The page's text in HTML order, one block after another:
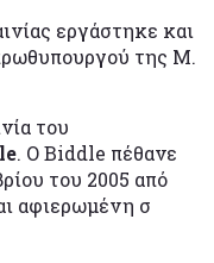
εργάστηκε και
της Μ.
του
. Ο Biddle πέθανε
του 2005 από
αφιερωμένη σ